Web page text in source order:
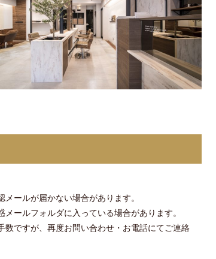
ールが届かない場合があります。
ールフォルダに入っている場合があります。
ですが、再度お問い合わせ・お電話にてご連絡